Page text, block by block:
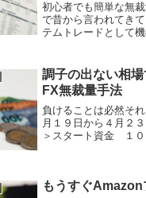
初心者でも簡単な無
で昔から言われてき
テムトレードとして
ップとリミットの値
損切りが数回続いて
に資金管理を徹底して
位で勝っていけるロ
調子の出ない相
FX無裁量手法
負けることは必然そ
月１９日から４月２
＞スタート資金 １０
間利益 ▲７３，１
運用中 なかなか調子
もうすぐ